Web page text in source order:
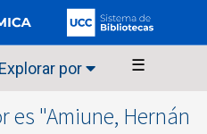
Explorar por ☰
es "Amiune, Hernán